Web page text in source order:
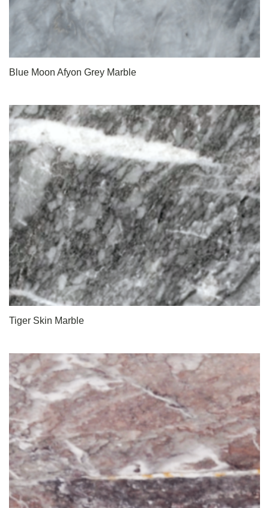
Blue Moon Afyon Grey Marble
Tiger Skin Marble